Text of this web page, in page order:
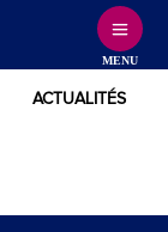
MENU
ACTUALITÉS